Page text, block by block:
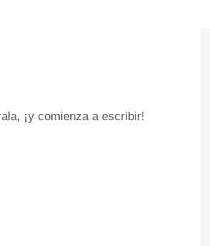
¡y comienza a escribir!